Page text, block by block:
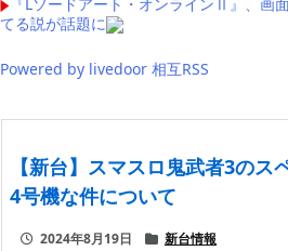
てる説が話題に
Powered by livedoor 相互RSS
【新台】スマスロ鬼武者3のス
4号機な件について
2024年8月19日 新台情報